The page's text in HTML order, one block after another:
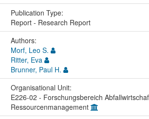
Publication Type:
Report - Research Report
Authors:
Morf, Leo S.
Ritter, Eva
Brunner, Paul H.
Organisational Unit:
E226-02 - Forschungsbereich
Ressourcenmanagement